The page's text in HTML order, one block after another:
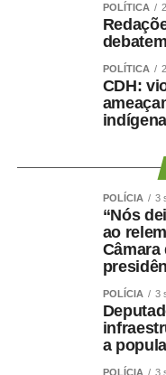
POLÍTICA
POLÍTICA
CDH:
indígena
POLÍCIA 3
“Nós
ao
Câmara
POLÍCIA 3
a
POLÍCIA 3